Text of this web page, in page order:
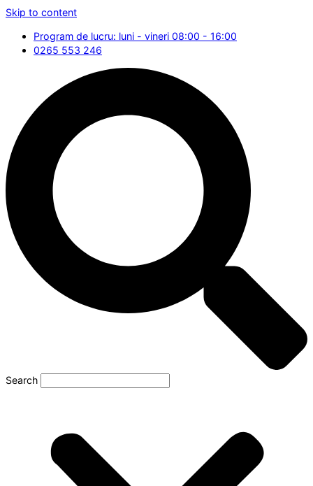
Skip to content
Program de lucru: luni - vineri 08:00 - 16:00
0265 553 246
Search